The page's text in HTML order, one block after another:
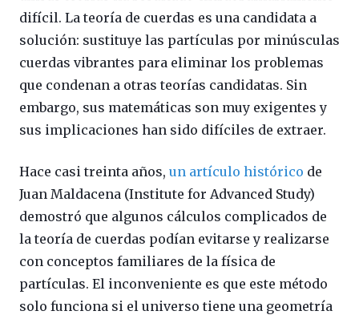
difícil. La teoría de cuerdas es una candidata a
solución: sustituye las partículas por minúsculas
cuerdas vibrantes para eliminar los problemas
que condenan a otras teorías candidatas. Sin
embargo, sus matemáticas son muy exigentes y
sus implicaciones han sido difíciles de extraer.
Hace casi treinta años, un artículo histórico de
Juan Maldacena (Institute for Advanced Study)
demostró que algunos cálculos complicados de
la teoría de cuerdas podían evitarse y realizarse
con conceptos familiares de la física de
partículas. El inconveniente es que este método
solo funciona si el universo tiene una geometría